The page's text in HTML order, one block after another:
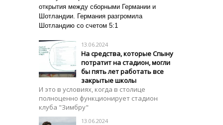
открытия между сборными Германии и
Шотландии. Германия разгромила
Шотландию со счетом 5:1
13.06.2024
На средства, которые Спыну
потратит на стадион, могли
бы пять лет работать все
закрытые школы
И это в условиях, когда в столице
полноценно функционирует стадион
клуба "Зимбру"
13.06.2024